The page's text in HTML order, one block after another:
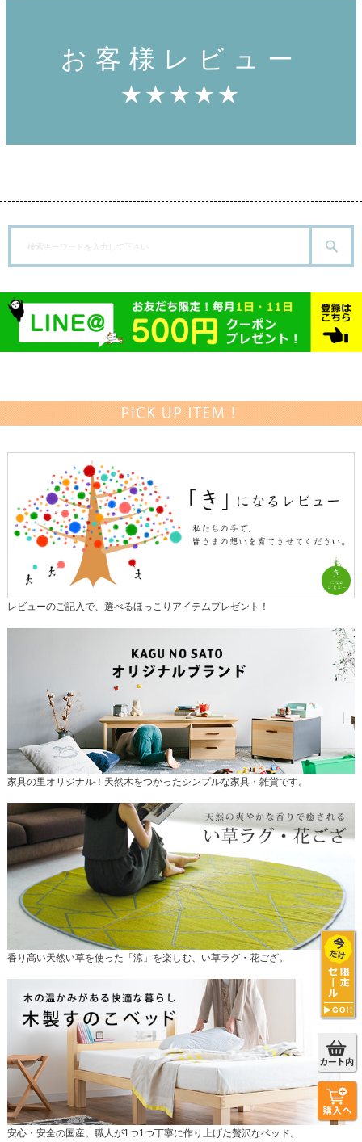
お客様レビュー
★★★★★
レビューのご記入で、選べるほっこりアイテムプレゼント！
家具の里オリジナル！天然木をつかったシンプルな家具・雑貨です。
香り高い天然い草を使った「涼」を楽しむ、い草ラグ・花ござ。
安心・安全の国産。職人が1つ1つ丁寧に作り上げた贅沢なベッド。